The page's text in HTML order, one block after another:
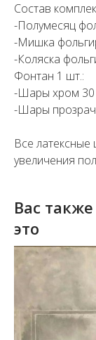
Состав
-Полумесяц
-Мишка
-Коляска
Фонтан 1 шт.:
-Шары хром 30
-Шары
Все
увеличения
Вас
это